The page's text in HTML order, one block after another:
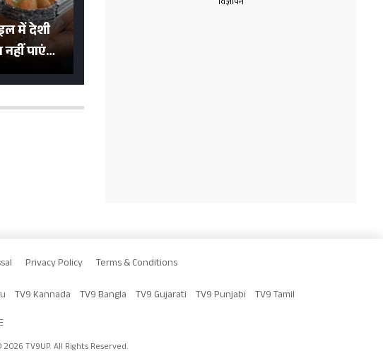
में देशी
नहीं पाएंगे
पाव का
Privacy Policy Terms & Conditions
TV9 Kannada TV9 Bangla TV9 Gujarati TV9 Punjabi TV9 Tamil
TV9UP. All Rights Reserved.